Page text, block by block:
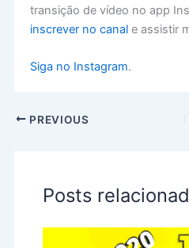
transição de vídeo no app
inscrever no canale assistir
Siga no Instagram.
PREVIOUS
Posts